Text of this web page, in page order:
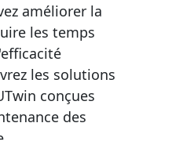
améliorer la
les temps
les solutions
conçues
des